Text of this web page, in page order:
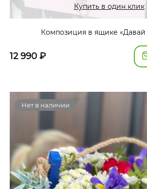
Купить в один клик
Композиция в ящике «Давай
12 990 ₽
Нет в наличии